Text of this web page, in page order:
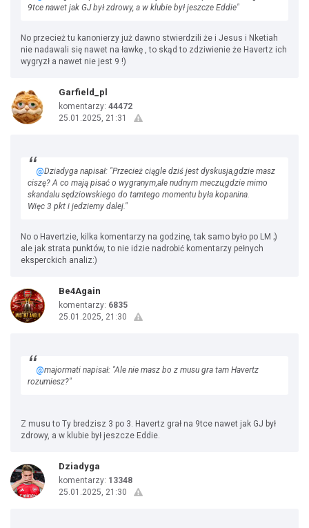
9tce nawet jak GJ był zdrowy, a w klubie był jeszcze Eddie"
No przecież tu kanonierzy już dawno stwierdzili że i Jesus i Nketiah
nie nadawali się nawet na ławkę , to skąd to zdziwienie że Havertz ich
wygryzł a nawet nie jest 9 !)
Garfield_pl
komentarzy: 44472
25.01.2025, 21:31
@Dziadyga napisał: "Przecież ciągle dziś jest dyskusja,gdzie masz
ciszę? A co mają pisać o wygranym,ale nudnym meczu,gdzie mimo
skandalu sędziowskiego do tamtego momentu była kopanina.
Więc 3 pkt i jedziemy dalej."
No o Havertzie, kilka komentarzy na godzinę, tak samo było po LM ;)
ale jak strata punktów, to nie idzie nadrobić komentarzy pełnych
eksperckich analiz:)
Be4Again
komentarzy: 6835
25.01.2025, 21:30
@majormati napisał: "Ale nie masz bo z musu gra tam Havertz
rozumiesz?"
Z musu to Ty bredzisz 3 po 3. Havertz grał na 9tce nawet jak GJ był
zdrowy, a w klubie był jeszcze Eddie.
Dziadyga
komentarzy: 13348
25.01.2025, 21:30